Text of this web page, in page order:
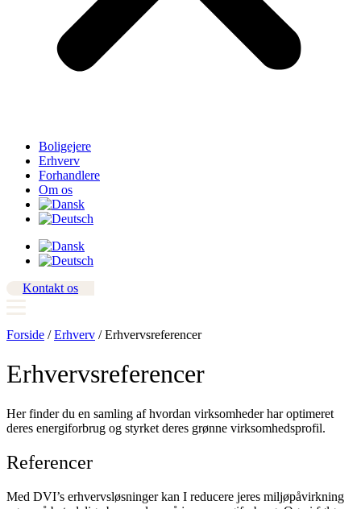
Boligejere
Erhverv
Forhandlere
Om os
Kontakt os
Forside /Erhverv /Erhvervsreferencer
Erhvervsreferencer
Her finder du en samling af hvordan virksomheder har optimeret
deres energiforbrug og styrket deres grønne virksomhedsprofil.
Referencer
Med DVI’s erhvervsløsninger kan I reducere jeres miljøpåvirkning